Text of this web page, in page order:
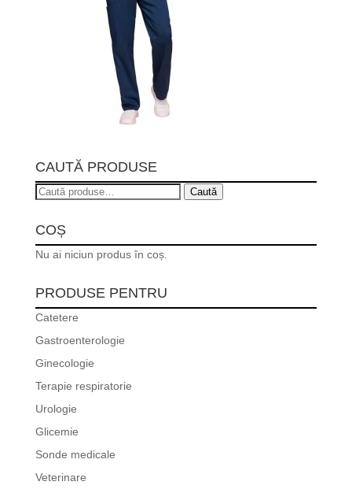
CAUTĂ PRODUSE
Caută
Caută
COȘ
Nu ai niciun produs în coș.
PRODUSE PENTRU
Catetere
Gastroenterologie
Ginecologie
Terapie respiratorie
Urologie
Glicemie
Sonde medicale
Veterinare